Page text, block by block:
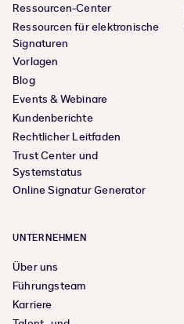
Ressourcen-Center
Ressourcen für elektronische
Signaturen
Vorlagen
Blog
Events & Webinare
Kundenberichte
Rechtlicher Leitfaden
Trust Center und
Systemstatus
Online Signatur Generator
UNTERNEHMEN
Über uns
Führungsteam
Karriere